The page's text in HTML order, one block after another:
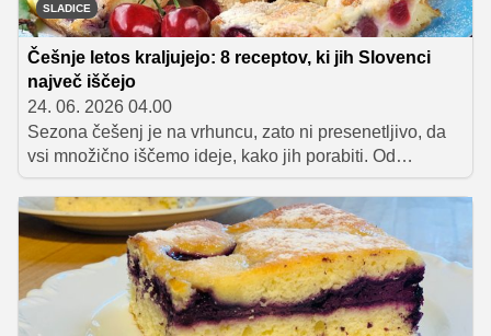
SLADICE
Češnje letos kraljujejo: 8 receptov, ki jih Slovenci
največ iščejo
24. 06. 2026 04.00
Sezona češenj je na vrhuncu, zato ni presenetljivo, da
vsi množično iščemo ideje, kako jih porabiti. Od
domačega štrudlja in sočnega peciva do marmelade,
kompota in hitre sladice v kozarcu – zbrali smo osem
receptov, ki letos navdušujejo ljubitelje tega
priljubljenega poletnega sadeža.